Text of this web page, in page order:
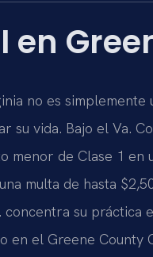
en
no es
su vida. Bajo el Va.
menor de Clase 1 en
multa de hasta
concentra su
el Greene County